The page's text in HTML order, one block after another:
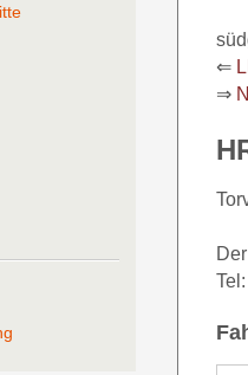
⇐
⇒
Der